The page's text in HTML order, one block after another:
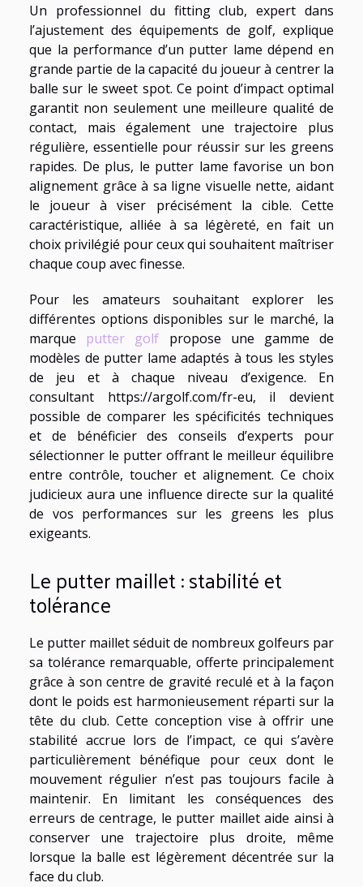
Un professionnel du fitting club, expert dans
l’ajustement des équipements de golf, explique
que la performance d’un putter lame dépend en
grande partie de la capacité du joueur à centrer la
balle sur le sweet spot. Ce point d’impact optimal
garantit non seulement une meilleure qualité de
contact, mais également une trajectoire plus
régulière, essentielle pour réussir sur les greens
rapides. De plus, le putter lame favorise un bon
alignement grâce à sa ligne visuelle nette, aidant
le joueur à viser précisément la cible. Cette
caractéristique, alliée à sa légèreté, en fait un
choix privilégié pour ceux qui souhaitent maîtriser
chaque coup avec finesse.
Pour les amateurs souhaitant explorer les
différentes options disponibles sur le marché, la
marque putter golf propose une gamme de
modèles de putter lame adaptés à tous les styles
de jeu et à chaque niveau d’exigence. En
consultant https://argolf.com/fr-eu, il devient
possible de comparer les spécificités techniques
et de bénéficier des conseils d’experts pour
sélectionner le putter offrant le meilleur équilibre
entre contrôle, toucher et alignement. Ce choix
judicieux aura une influence directe sur la qualité
de vos performances sur les greens les plus
exigeants.
Le putter maillet : stabilité et
tolérance
Le putter maillet séduit de nombreux golfeurs par
sa tolérance remarquable, offerte principalement
grâce à son centre de gravité reculé et à la façon
dont le poids est harmonieusement réparti sur la
tête du club. Cette conception vise à offrir une
stabilité accrue lors de l’impact, ce qui s’avère
particulièrement bénéfique pour ceux dont le
mouvement régulier n’est pas toujours facile à
maintenir. En limitant les conséquences des
erreurs de centrage, le putter maillet aide ainsi à
conserver une trajectoire plus droite, même
lorsque la balle est légèrement décentrée sur la
face du club.